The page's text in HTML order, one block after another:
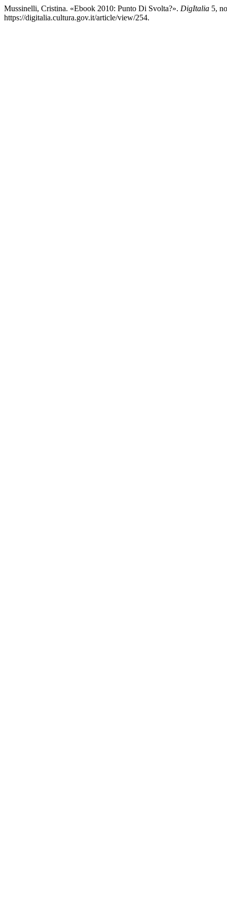
Mussinelli, Cristina. «Ebook 2010: Punto Di Svolta?». DigItalia 5,
https://digitalia.cultura.gov.it/article/view/254.